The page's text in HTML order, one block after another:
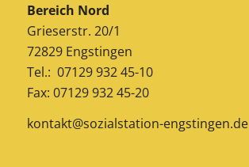
Bereich Nord
Grieserstr. 20/1
72829 Engstingen
Tel.: 07129 932 45-10
Fax: 07129 932 45-20
kontakt@sozialstation-engstingen.de